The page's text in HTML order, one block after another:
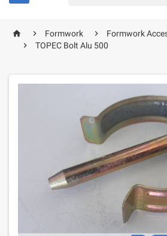
home  Formwork 
Formwork

TOPEC Bolt Alu 500